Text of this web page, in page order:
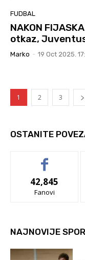
FUDBAL
NAKON
otkaz,
Marko - 19 Oct 2025.
1 2 3
OSTANITE
42,845
Fanovi
NAJNOVIJE